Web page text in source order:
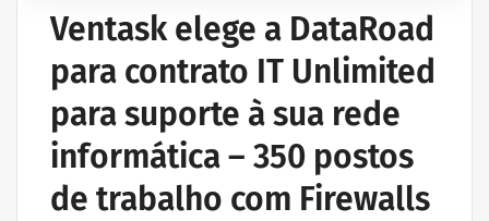
Ventask elege a DataRoad
para contrato IT Unlimited
para suporte à sua rede
informática – 350 postos
de trabalho com Firewalls